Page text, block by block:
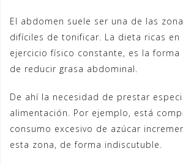
El abdomen suele ser una de las
difíciles de tonificar. La dieta ricas en
ejercicio físico constante, es la forma
de reducir grasa abdominal.
De ahí la necesidad de prestar
alimentación. Por ejemplo, está
consumo excesivo de azúcar
esta zona, de forma indiscutuble.